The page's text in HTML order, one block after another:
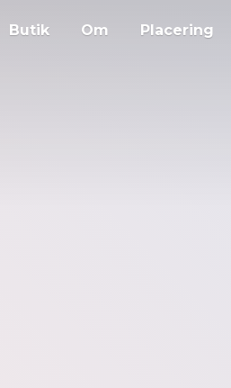
Butik Om Placering